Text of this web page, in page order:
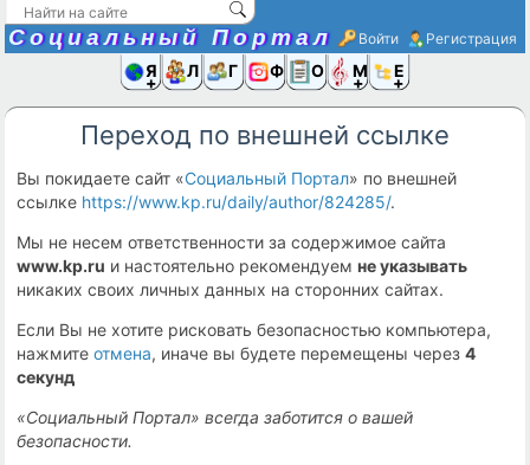
Социальный Портал Войти Регистрация
Я иЛюди
Группы
Фото Ещё
Переход по внешней ссылке
Вы покидаете сайт «Социальный Портал» по внешней
ссылке https://www.kp.ru/daily/author/824285/.
Мы не несем ответственности за содержимое сайта
www.kp.ru и настоятельно рекомендуемне указывать
никаких своих личных данных на сторонних сайтах.
Если Вы не хотите рисковать безопасностью компьютера,
нажмитеотмена, иначе вы будете перемещены через4
секунд
«Социальный Портал» всегда заботится о вашей
безопасности.